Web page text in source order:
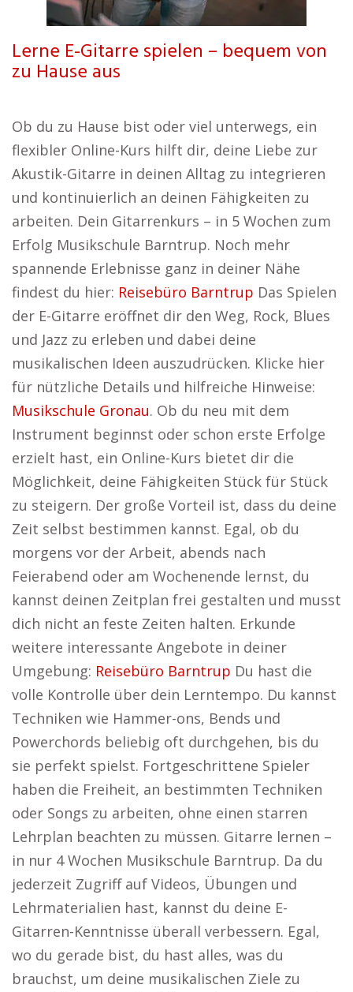
Lerne E-Gitarre spielen – bequem von
zu Hause aus
Ob du zu Hause bist oder viel unterwegs, ein
flexibler Online-Kurs hilft dir, deine Liebe zur
Akustik-Gitarre in deinen Alltag zu integrieren
und kontinuierlich an deinen Fähigkeiten zu
arbeiten. Dein Gitarrenkurs – in 5 Wochen zum
Erfolg Musikschule Barntrup. Noch mehr
spannende Erlebnisse ganz in deiner Nähe
findest du hier: Reisebüro Barntrup Das Spielen
der E-Gitarre eröffnet dir den Weg, Rock, Blues
und Jazz zu erleben und dabei deine
musikalischen Ideen auszudrücken. Klicke hier
für nützliche Details und hilfreiche Hinweise:
Musikschule Gronau. Ob du neu mit dem
Instrument beginnst oder schon erste Erfolge
erzielt hast, ein Online-Kurs bietet dir die
Möglichkeit, deine Fähigkeiten Stück für Stück
zu steigern. Der große Vorteil ist, dass du deine
Zeit selbst bestimmen kannst. Egal, ob du
morgens vor der Arbeit, abends nach
Feierabend oder am Wochenende lernst, du
kannst deinen Zeitplan frei gestalten und musst
dich nicht an feste Zeiten halten. Erkunde
weitere interessante Angebote in deiner
Umgebung: Reisebüro Barntrup Du hast die
volle Kontrolle über dein Lerntempo. Du kannst
Techniken wie Hammer-ons, Bends und
Powerchords beliebig oft durchgehen, bis du
sie perfekt spielst. Fortgeschrittene Spieler
haben die Freiheit, an bestimmten Techniken
oder Songs zu arbeiten, ohne einen starren
Lehrplan beachten zu müssen. Gitarre lernen –
in nur 4 Wochen Musikschule Barntrup. Da du
jederzeit Zugriff auf Videos, Übungen und
Lehrmaterialien hast, kannst du deine E-
Gitarren-Kenntnisse überall verbessern. Egal,
wo du gerade bist, du hast alles, was du
brauchst, um deine musikalischen Ziele zu